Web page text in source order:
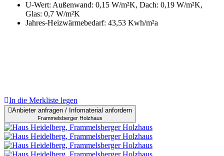
U-Wert: Außenwand: 0,15 W/m²K, Dach: 0,19 W/m²K,
Glas: 0,7 W/m²K
Jahres-Heizwärmebedarf: 43,53 Kwh/m²a
In die Merkliste legen
Anbieter anfragen / Infomaterial anfordern
Frammelsberger Holzhaus